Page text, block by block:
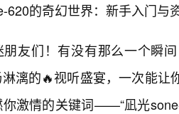
620的奇幻世界：新手入门与
朋友们！有没有那么一个瞬
漓的🔥视听盛宴，一次能让
激情的关键词——“凪光